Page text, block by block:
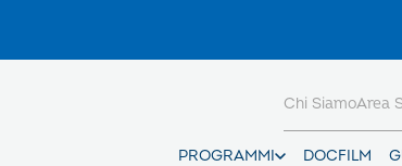
PROGRAMMI DOCFILM
Chi SiamoArea